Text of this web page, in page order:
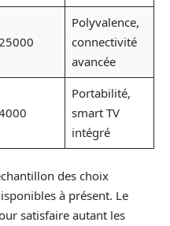
25000
Polyvalence,
connectivité
avancée
Portabilité,
smart TV
intégré
des choix
à présent. Le
satisfaire autant les